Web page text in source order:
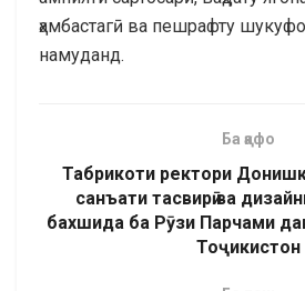
ҳамбастагӣ ва пешрафту
намуданд.
Ба қафо
Табрикоти ректори
санъати тасвирӣ ва
бахшида ба Рӯзи Парчами
Тоҷикистон